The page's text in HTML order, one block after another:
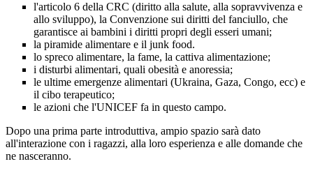
l'articolo 6 della CRC (diritto alla salute, alla sopravvivenza e
allo sviluppo), la Convenzione sui diritti del fanciullo, che
garantisce ai bambini i diritti propri degli esseri umani;
la piramide alimentare e il junk food.
lo spreco alimentare, la fame, la cattiva alimentazione;
i disturbi alimentari, quali obesità e anoressia;
le ultime emergenze alimentari (Ukraina, Gaza, Congo, ecc) e
il cibo terapeutico;
le azioni che l'UNICEF fa in questo campo.
Dopo una prima parte introduttiva, ampio spazio sarà dato
all'interazione con i ragazzi, alla loro esperienza e alle domande che
ne nasceranno.